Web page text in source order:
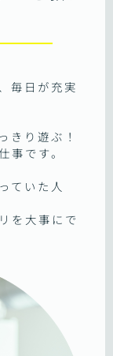
毎日が充実
きり遊ぶ！
事です。
ていた人
を大事にで